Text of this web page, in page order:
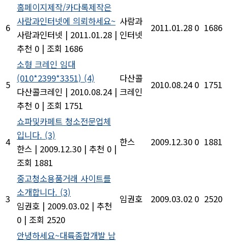
6
홈페이지제작/카다록제작은
사람과인터넷에 의뢰하세요~
사람과인터넷 | 2011.01.28 |
추천 0 | 조회 1686
사람과
인터넷
2011.01.28 0 1686
5
소형 크레인 임대
(010*2399*3351) (4)
다산콜크레인 | 2010.08.24 |
추천 0 | 조회 1751
다산콜
크레인
2010.08.24 0 1751
4
쇼파및카페트 청소전문업체
입니다. (3)
한스 | 2009.12.30 | 추천 0 |
조회 1881
한스 2009.12.30 0 1881
3
중고청소용품거래 사이트를
소개합니다. (3)
임권호 | 2009.03.02 | 추천
0 | 조회 2520
임권호 2009.03.02 0 2520
안녕하세요~대륙종합개발 남